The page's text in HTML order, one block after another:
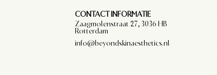
CONTACT INFORMATIE
Zaagmolenstraat 27, 3036 HB
Rotterdam
info@beyondskinaesthetics.nl